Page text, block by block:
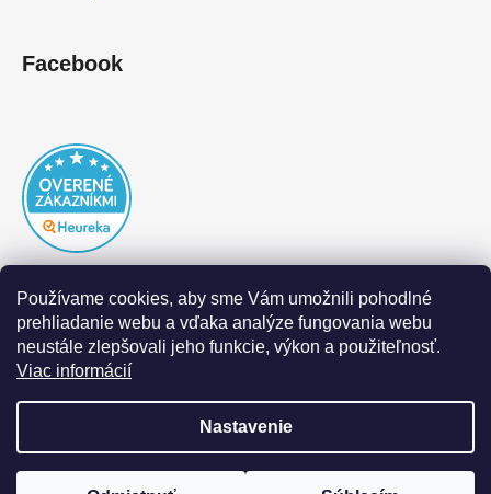
Používame cookies, aby sme Vám umožnili pohodlné
prehliadanie webu a vďaka analýze fungovania webu
neustále zlepšovali jeho funkcie, výkon a použiteľnosť.
Viac informácií
Nastavenie
Facebook
|Realizoval Appgrade